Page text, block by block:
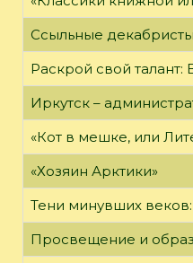
Ссыльные
Раскрой свой
Иркутск –
«Кот в мешке, или
«Хозяин Арктики»
Тени минувших
Просвещение и